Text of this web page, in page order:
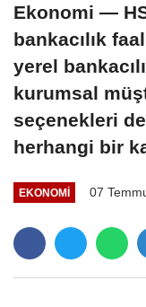
Ekonomi —
bankacılık
yerel
kurumsal
seçenekleri
herhangi bir
EKONOMI 07